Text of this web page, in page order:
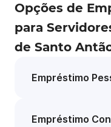
Opções de
para
de Santo
Empréstimo
Empréstimo